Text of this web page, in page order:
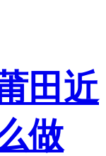
田近
做